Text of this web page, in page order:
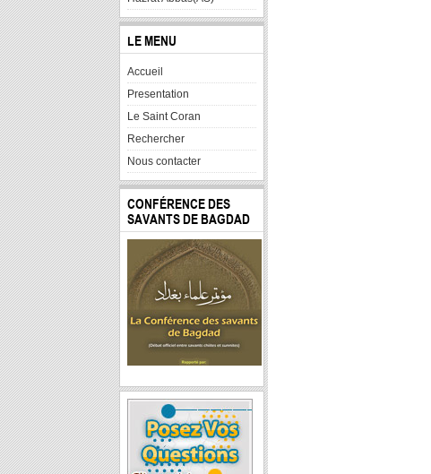
LE MENU
Accueil
Presentation
Le Saint Coran
Rechercher
Nous contacter
CONFÉRENCE DES
SAVANTS DE BAGDAD